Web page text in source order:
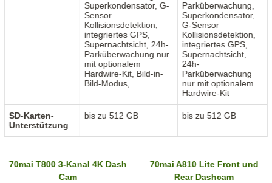
Superkondensator, G-
Sensor
Kollisionsdetektion,
integriertes GPS,
Supernachtsicht, 24h-
Parküberwachung nur
mit optionalem
Hardwire-Kit, Bild-in-
Bild-Modus,
Parküberwachung,
Superkondensator,
G-Sensor
Kollisionsdetektion,
integriertes GPS,
Supernachtsicht,
24h-
Parküberwachung
nur mit optionalem
Hardwire-Kit
SD-Karten-
Unterstützung
bis zu 512 GB bis zu 512 GB
70mai T800 3-Kanal 4K Dash
Cam
70mai A810 Lite Front und
Rear Dashcam